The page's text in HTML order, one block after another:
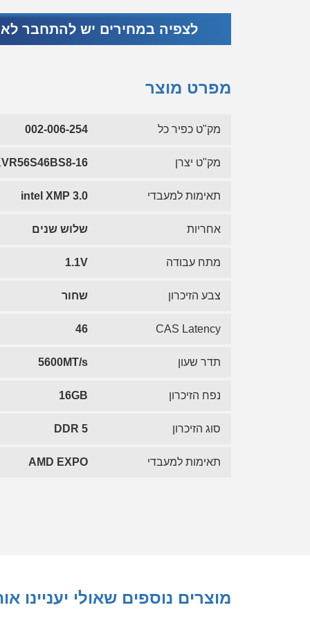
לצפיה במחירים יש להתחבר
מפרט מוצר
מק"ט כפיר כל 002-006-254
מק"ט יצרן 16
תאימות למעבדי intel XMP 3.0
אחריות שלוש שנים
מתח עבודה 1.1V
צבע הזיכרון שחור
CAS Latency
46
תדר שעון 5600MT/s
נפח הזיכרון 16GB
סוג הזיכרון DDR 5
תאימות למעבדי AMD EXPO
מוצרים נוספים שאולי יעניינו